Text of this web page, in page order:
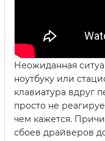
Неожиданная
ноутбуку или
клавиатура вдруг
просто не
чем кажется.
сбоев драйверов